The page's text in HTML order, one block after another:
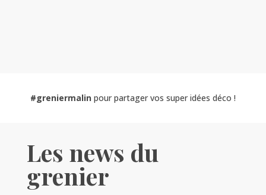
#greniermalinpour partager vos super idées déco !
Les news du
grenier